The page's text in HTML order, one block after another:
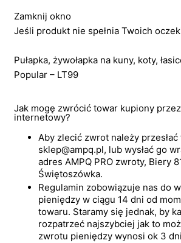
Zamknij okno
Jeśli produkt nie spełnia Twoich
Pułapka, żywołapka na kuny, koty,
Popular – LT99
Jak mogę zwrócić towar kupiony
internetowy?
Aby zlecić zwrot należy
sklep@ampq.pl, lub wysłać go
adres AMPQ PRO zwroty, Biery
Świętoszówka.
Regulamin zobowiązuje nas do
pieniędzy w ciągu 14 dni od
towaru. Staramy się jednak, by
rozpatrzeć najszybciej jak to
zwrotu pieniędzy wynosi ok 3